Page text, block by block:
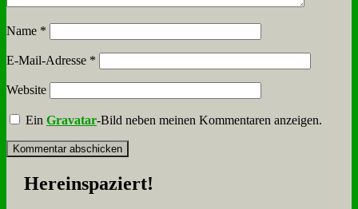
Name *
E-Mail-Adresse *
Website
EinGravatar-Bild neben meinen Kommentaren anzeigen.
Her­ein­spa­ziert!